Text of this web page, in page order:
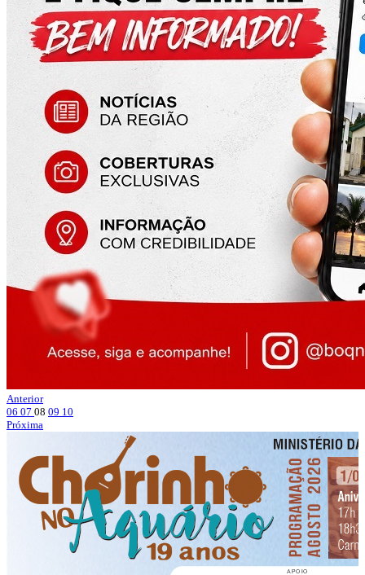
Anterior
06 07 08 09 10
Próxima